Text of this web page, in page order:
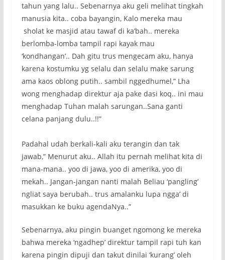
tahun yang lalu.. Sebenarnya aku geli melihat tingkah
manusia kita.. coba bayangin, Kalo mereka mau
sholat ke masjid atau tawaf di ka’bah.. mereka
berlomba-lomba tampil rapi kayak mau
‘kondhangan’.. Dah gitu trus mengecam aku, hanya
karena kostumku yg selalu dan selalu make sarung
ama kaos oblong putih.. sambil nggedhumel,” Lha
wong menghadap direktur aja pake dasi koq.. ini mau
menghadap Tuhan malah sarungan..Sana ganti
celana panjang dulu..!!”
Padahal udah berkali-kali aku terangin dan tak
jawab,” Menurut aku.. Allah itu pernah melihat kita di
mana-mana.. yoo di jawa, yoo di amerika, yoo di
mekah.. Jangan-jangan nanti malah Beliau ‘pangling’
ngliat saya berubah.. trus amalanku lupa ngga’ di
masukkan ke buku agendaNya..”
Sebenarnya, aku pingin buanget ngomong ke mereka
bahwa mereka ‘ngadhep’ direktur tampil rapi tuh kan
karena pingin dipuji dan takut dinilai ‘kurang’ oleh